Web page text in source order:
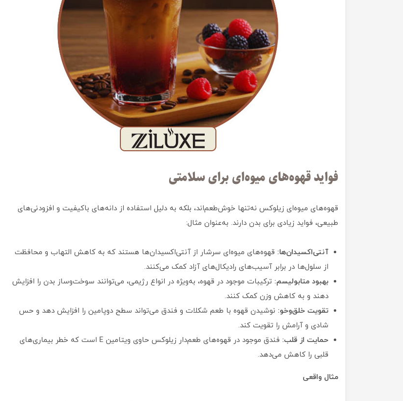
فواید قهوه‌های میوه‌ای برای سلامتی
قهوه‌های میوه‌ای زیلوکس نه‌تنها خوش‌طعم‌اند، بلکه به دلیل استفاده از دانه‌های باکیفیت و افزودنی‌های
طبیعی، فواید زیادی برای بدن دارند. به‌عنوان مثال:
آنتی‌اکسیدان‌ها: قهوه‌های میوه‌ای سرشار از آنتی‌اکسیدان‌ها هستند که به کاهش التهاب و محافظت
از سلول‌ها در برابر آسیب‌های رادیکال‌های آزاد کمک می‌کنند.
بهبود متابولیسم: ترکیبات موجود در قهوه، به‌ویژه در انواع رژیمی، می‌توانند سوخت‌وساز بدن را افزایش
دهند و به کاهش وزن کمک کنند.
تقویت خلق‌وخو: نوشیدن قهوه با طعم شکلات و فندق می‌تواند سطح دوپامین را افزایش دهد و حس
شادی و آرامش را تقویت کند.
حمایت از قلب:
فندق موجود در قهوه‌های طعم‌دار زیلوکس حاوی ویتامین E است که خطر بیماری‌های
قلبی را کاهش می‌دهد.
مثال واقعی